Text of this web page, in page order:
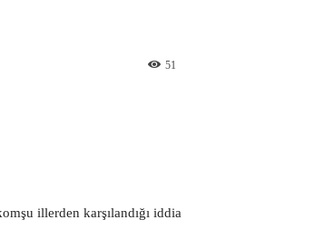
51
illerden karşılandığı iddia